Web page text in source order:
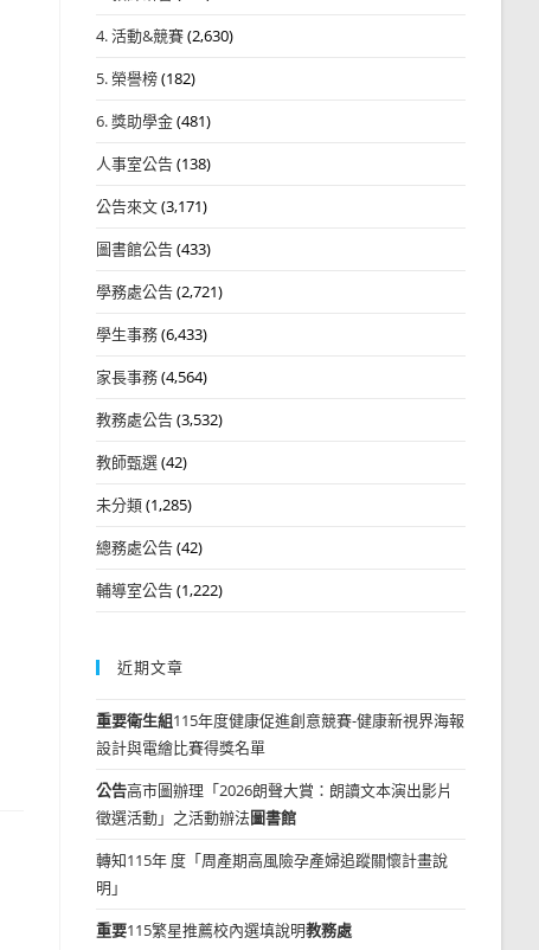
4. 活動&競賽(2,630)
5. 榮譽榜(182)
6. 獎助學金(481)
人事室公告(138)
公告來文(3,171)
圖書館公告(433)
學務處公告(2,721)
學生事務(6,433)
家長事務(4,564)
教務處公告(3,532)
教師甄選(42)
未分類(1,285)
總務處公告(42)
輔導室公告(1,222)
近期文章
重要衛生組115年度健康促進創意競賽-健康新視界海報
設計與電繪比賽得獎名單
公告高市圖辦理「2026朗聲大賞：朗讀文本演出影片
徵選活動」之活動辦法圖書館
轉知115年 度「周產期高風險孕產婦追蹤關懷計畫說
明」
重要115繁星推薦校內選填說明教務處